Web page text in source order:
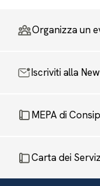
Organizza un
Iscriviti alla
MEPA di Consip
Carta dei